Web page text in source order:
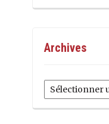
Archives
Archives